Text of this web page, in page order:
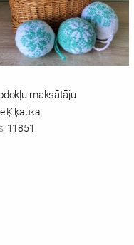
maksātāju
Ķiķauka
11851